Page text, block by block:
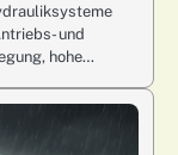
und
hohe…